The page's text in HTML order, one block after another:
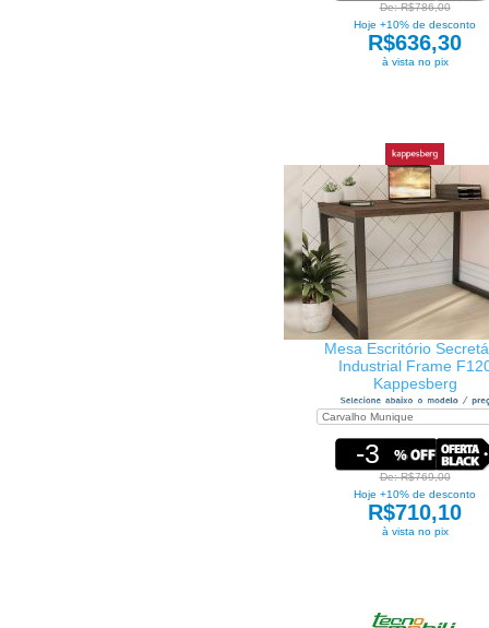
De: R$786,00
Hoje +10% de desconto
R$636,30
à vista no pix
Mesa Escritório
Industrial Frame
Kappesberg
-3
De: R$769,00
Hoje +10% de desconto
R$710,10
à vista no pix